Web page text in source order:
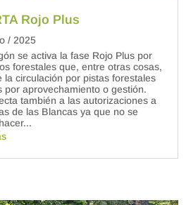
Rojo Plus
/ 2025
se activa la fase Rojo Plus por
forestales que, entre otras cosas,
la circulación por pistas forestales
por aprovechamiento o gestión.
también a las autorizaciones a
de las Blancas ya que no se